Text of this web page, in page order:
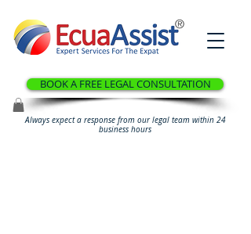
®
BOOK A FREE LEGAL CONSULTATION
Always expect a response from our legal team within 24
business hours